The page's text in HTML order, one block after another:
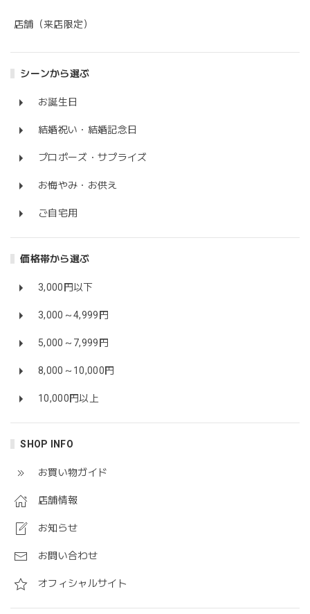
店舗（来店限定）
シーンから選ぶ
お誕生日
結婚祝い・結婚記念日
プロポーズ・サプライズ
お悔やみ・お供え
ご自宅用
価格帯から選ぶ
3,000円以下
3,000～4,999円
5,000～7,999円
8,000～10,000円
10,000円以上
SHOP INFO
お買い物ガイド
店舗情報
お知らせ
お問い合わせ
オフィシャルサイト